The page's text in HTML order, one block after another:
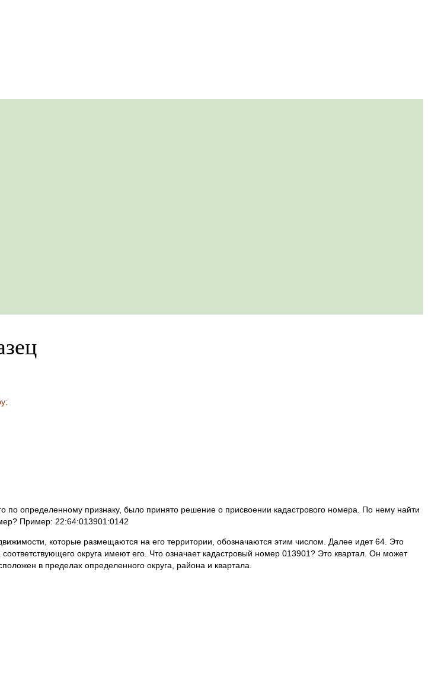
по определенному признаку, было принято решение о присвоении кадастрового номера. По нему найти
Пример: 22:64:013901:0142
которые размещаются на его территории, обозначаются этим числом. Далее идет 64. Это
округа имеют его. Что означает кадастровый номер 013901? Это квартал. Он может
в пределах определенного округа, района и квартала.